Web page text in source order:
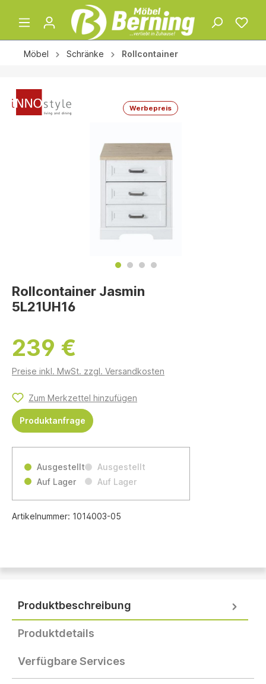
Möbel Schränke Rollcontainer
Werbepreis
Rollcontainer Jasmin
5L21UH16
239 €
Preise inkl. MwSt. zzgl. Versandkosten
Zum Merkzettel hinzufügen
Produktanfrage
Ausgestellt
Auf Lager
Ausgestellt
Auf Lager
Artikelnummer: 1014003-05
Produktbeschreibung
Produktdetails
Verfügbare Services